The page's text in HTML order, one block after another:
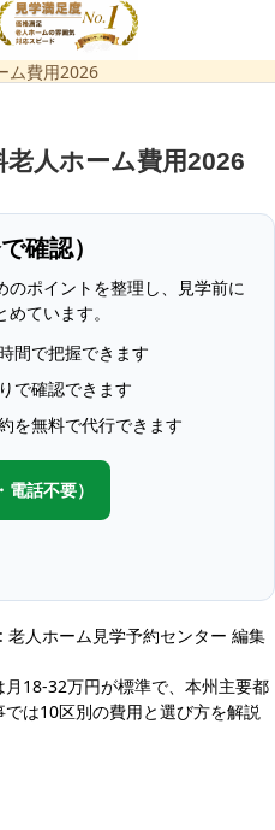
ム費用2026
人ホーム費用2026
確認）
ポイントを整理し、見学前に
ています。
間で把握できます
で確認できます
を無料で代行できます
話不要）
: 老人ホーム見学予約センター 編集
18-32万円が標準で、本州主要都
は10区別の費用と選び方を解説